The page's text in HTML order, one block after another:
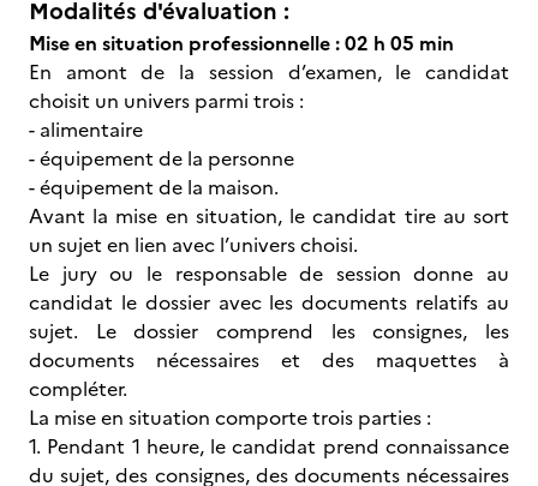
Modalités d'évaluation :
Mise en situation professionnelle : 02 h 05 min
En amont de la session d’examen, le candidat
choisit un univers parmi trois :
- alimentaire
- équipement de la personne
- équipement de la maison.
Avant la mise en situation, le candidat tire au sort
un sujet en lien avec l’univers choisi.
Le jury ou le responsable de session donne au
candidat le dossier avec les documents relatifs au
sujet. Le dossier comprend les consignes, les
documents nécessaires et des maquettes à
compléter.
La mise en situation comporte trois parties :
1. Pendant 1 heure, le candidat prend connaissance
du sujet, des consignes, des documents nécessaires